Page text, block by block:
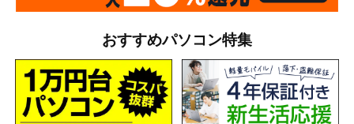
おすすめパソコン特集